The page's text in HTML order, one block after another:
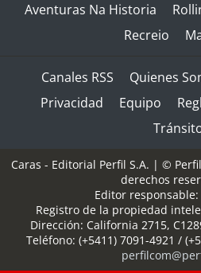
Aventuras Na Historia
Recreio
Canales RSS Quienes
Privacidad
Equipo
Caras - Editorial Perfil S.A. | ©
derechos
Editor responsable:
Registro de la propiedad
Dirección: California 2715,
Teléfono: (+5411) 7091-4921 /